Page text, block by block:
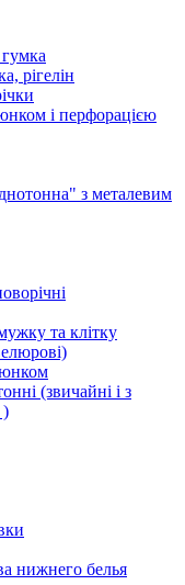
рігелін
і перфорацією
з металевим
та клітку
(звичайні і з
)
нижнего белья